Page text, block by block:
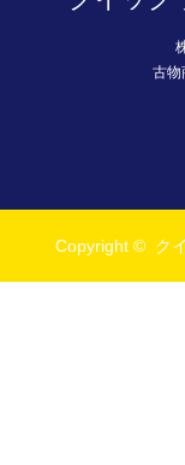
古物
Copyright © ク